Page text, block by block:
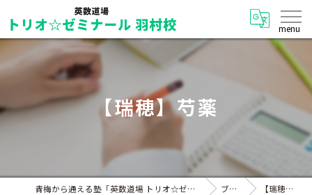
【瑞穂】芍薬
青梅から通える塾「英数道場 トリオ☆ゼミナール 羽村校」 ブログ 【瑞穂】芍薬